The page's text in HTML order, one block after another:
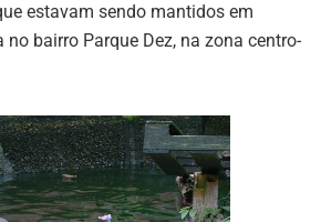
estavam sendo mantidos em
bairro Parque Dez, na zona centro-